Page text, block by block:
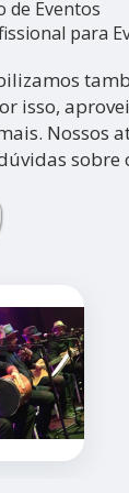
de Eventos
para
isso,
Nossos
sobre